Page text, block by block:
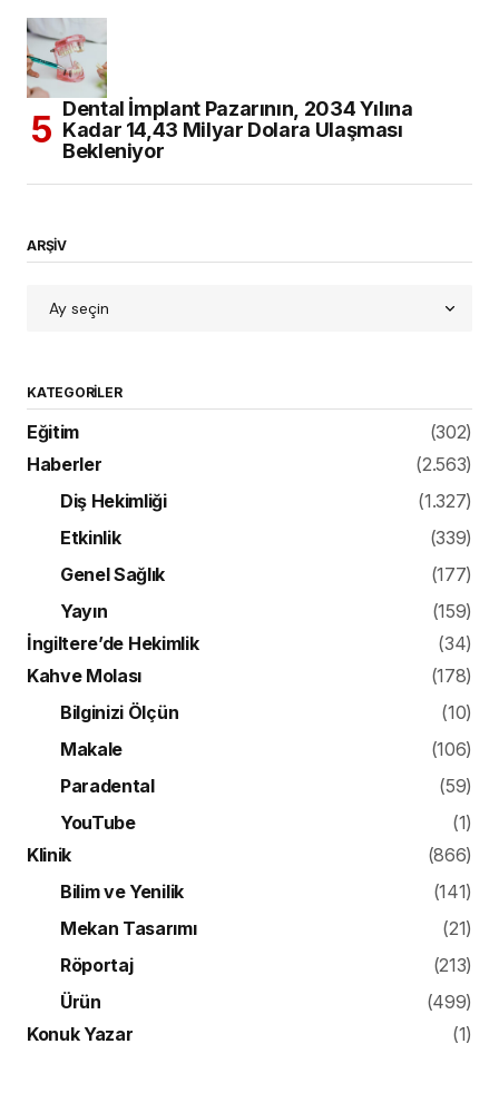
Dental İmplant Pazarının, 2034 Yılına
Kadar 14,43 Milyar Dolara Ulaşması
Bekleniyor
ARŞİV
KATEGORILER
Eğitim
(302)
Haberler
(2.563)
Diş Hekimliği
(1.327)
Etkinlik
(339)
Genel Sağlık
(177)
Yayın
(159)
İngiltere’de Hekimlik
(34)
Kahve Molası
(178)
Bilginizi Ölçün
(10)
Makale
(106)
Paradental
(59)
YouTube
(1)
Klinik
(866)
Bilim ve Yenilik
(141)
Mekan Tasarımı
(21)
Röportaj
(213)
Ürün
(499)
Konuk Yazar
(1)